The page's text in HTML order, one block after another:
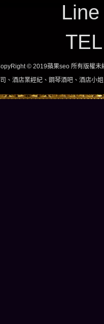
© 2019蘋果seo 所有版權未
酒吧、酒店小姐、酒店兼職當